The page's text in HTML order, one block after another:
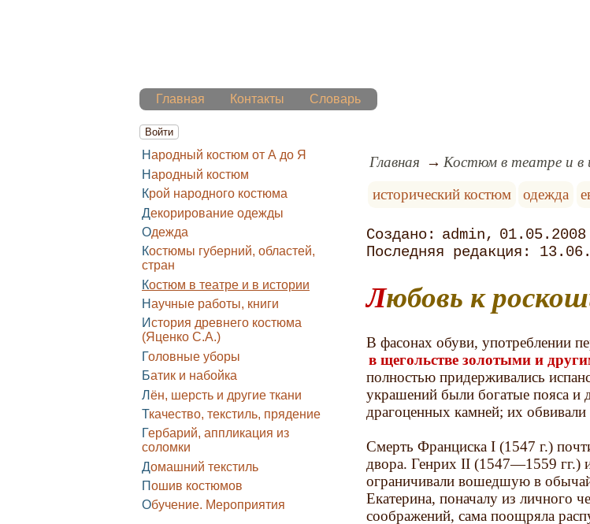
Главная Контакты Словарь
Войти
Народный костюм от А до Я
Народный костюм
Крой народного костюма
Декорирование одежды
Одежда
Костюмы губерний, областей,
стран
Костюм в театре и в истории
Научные работы, книги
История древнего костюма
(Яценко С.А.)
Головные уборы
Батик и набойка
Лён, шерсть и другие ткани
Ткачество, текстиль, прядение
Гербарий, аппликация из
соломки
Домашний текстиль
Пошив костюмов
Обучение. Мероприятия
Главная Костюм в театре и в
исторический костюм
одежда
admin
01.05.2008
Любовь к
В фасонах обуви, употреблении
в щегольстве золотыми и
полностью придерживались
украшений были богатые пояса
драгоценных камней; их
Смерть Франциска I (1547 г.)
двора. Генрих II (1547—1559 гг.)
ограничивали вошедшую в
Екатерина, поначалу из личного
соображений, сама поощряла